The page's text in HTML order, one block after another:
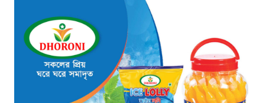
না করার অভিযোগ
‘ফল প্রকাশের আগেই ঝরল এসএসসি
পরীক্ষার্থীর প্রাণ: সড়ক দুর্ঘটনায়
মর্মান্তিক মৃত্যু’
৭ ঘণ্টা আগে